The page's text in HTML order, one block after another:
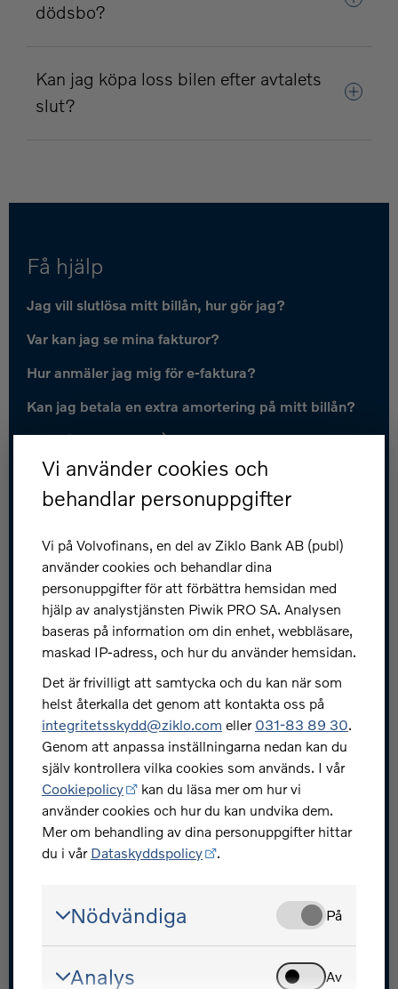
dödsbo?
Kan jag köpa loss bilen efter avtalets
slut?
Få hjälp
Jag vill slutlösa mitt billån, hur gör jag?
Var kan jag se mina fakturor?
Hur anmäler jag mig för e-faktura?
Kan jag betala en extra amortering på mitt billån?
Fler frågor och svar
Kundservice
Kontakta oss
Snabblänkar
Jobba hos oss
Press och nyheter
Skydda dig mot bedrägerier
Investerarrelationer
Ziklo utvecklarportal
© Ziklo Bank AB (publ) Org.nr 556069-0967
Om VolvofinansCookiepolicy Dataskyddspolicy
Vi använder cookies och
behandlar personuppgifter
Vi på Volvofinans, en del av Ziklo Bank AB (publ)
använder cookies och behandlar dina
personuppgifter för att förbättra hemsidan med
hjälp av analystjänsten Piwik PRO SA. Analysen
baseras på information om din enhet, webbläsare,
maskad IP-adress, och hur du använder hemsidan.
Det är frivilligt att samtycka och du kan när som
helst återkalla det genom att kontakta oss på
integritetsskydd@ziklo.com eller 031-83 89 30.
Genom att anpassa inställningarna nedan kan du
själv kontrollera vilka cookies som används. I vår
Cookiepolicy
kan du läsa mer om hur vi
använder cookies och hur du kan undvika dem.
Mer om behandling av dina personuppgifter hittar
du i vår Dataskyddspolicy .
Nödvändiga På
Analys Av